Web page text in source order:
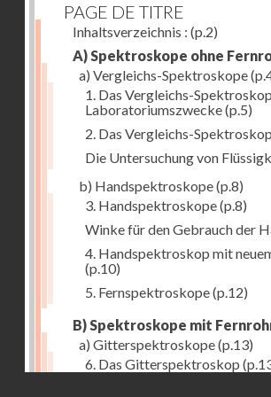
PAGE DE TITRE
Inhaltsverzeichnis : (p.2)
A) Spektroskope ohne
a) Vergleichs-Spektroskope
1. Das Vergleichs-
Laboratoriumszwecke(p.5)
2. Das Vergleichs-
Die Untersuchung von
b) Handspektroskope(p.8)
3. Handspektroskope(p.8)
Winke für den Gebrauch der
4. Handspektroskop mit
(p.10)
5. Fernspektroskope(p.12)
B) Spektroskope mit
a) Gitterspektroskope(p.13)
6. Das Gitterspektroskop